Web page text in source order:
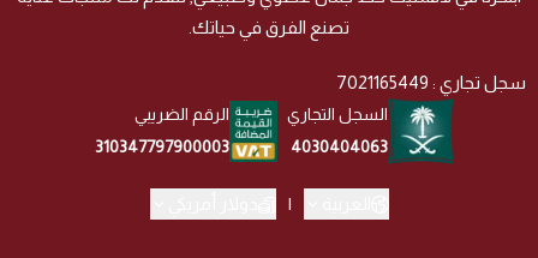
تصنع الفرق في حياتك.
سجل تجاري : 7021165449
السجل التجاري
4030404063
الرقم الضريبي
310347797900003
|